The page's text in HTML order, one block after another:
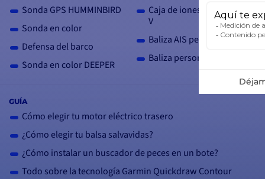
Sonda GPS HUMMINBIRD
Sonda en color
Defensa del barco
Sonda en color DEEPER
Caja de iones de litio de 12
V
Baliza AIS personal MOB2
Baliza personal PLB3
GUÍA
Cómo elegir tu motor eléctrico trasero
¿Cómo elegir tu balsa salvavidas?
¿Cómo instalar un buscador de peces en un bote?
Todo sobre la tecnología Garmin Quickdraw Contour